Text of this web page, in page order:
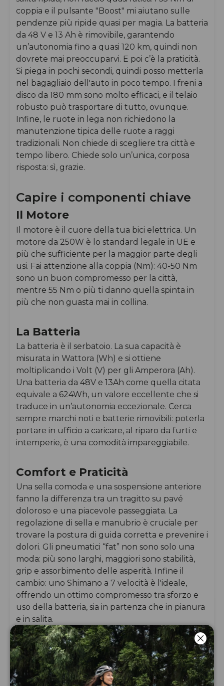
coppia e il pulsante "Boost" mi aiutano sulle
pendenze più ripide quasi per magia. La batteria
da 48 V e 13 Ah è rimovibile, garantendo
un’autonomia fino a quasi 120 km, quindi non
dovrete mai preoccuparvi. E poi c’è la praticità.
Si piega in pochi secondi, quindi posso metterla
nel bagagliaio dell'auto in poco tempo. I freni a
disco da 180 mm sono molto efficaci, e il telaio
robusto può trasportare di tutto, ovunque.
Infine, le ruote in lega non richiedono la
manutenzione tipica delle ruote a raggi
tradizionali. Non chiede di scegliere tra città e
tempo libero. Chiede solo un’unica, corposa
risposta: sì, grazie.
Capire i componenti chiave
Il Motore
Il motore è il cuore della tua bici elettrica. Un
motore da 250W è lo standard legale in UE e
più che sufficiente per la maggior parte degli
usi. Fai attenzione alla coppia (Nm): 40-50 Nm
sono un buon compromesso per la città,
mentre 55 Nm o più ti danno quella spinta in
più che non guasta mai in collina.
La Batteria
La batteria è il serbatoio. La sua capacità è
misurata in Wattora (Wh) e si ottiene
moltiplicando i Volt (V) per gli Amperora (Ah).
Una batteria da 48V e 13Ah come quella citata
equivale a 624Wh, un valore eccellente che si
traduce in un’autonomia eccezionale. Cerca
sempre marchi noti e batterie rimovibili: poterla
portare in ufficio a caricare, al riparo da furti e
intemperie, è una comodità impareggiabile.
Comfort e Praticità
Una sella comoda e una sospensione anteriore
fanno la differenza tra un tragitto su pavé
doloroso e una piacevole passeggiata. La
regolazione di sella e manubrio è cruciale per
trovare la postura di guida corretta e prevenire i
dolori. Gli pneumatici “fat” non sono solo una
moda: più sono larghi, maggiori sono stabilità,
grip e assorbimento delle asperità. Infine il
cambio: uno Shimano a 7 velocità è l'ideale,
offrendo un ottimo compromesso tra sforzo e
uso della batteria, sia in partenza che in pianura
e in salita.